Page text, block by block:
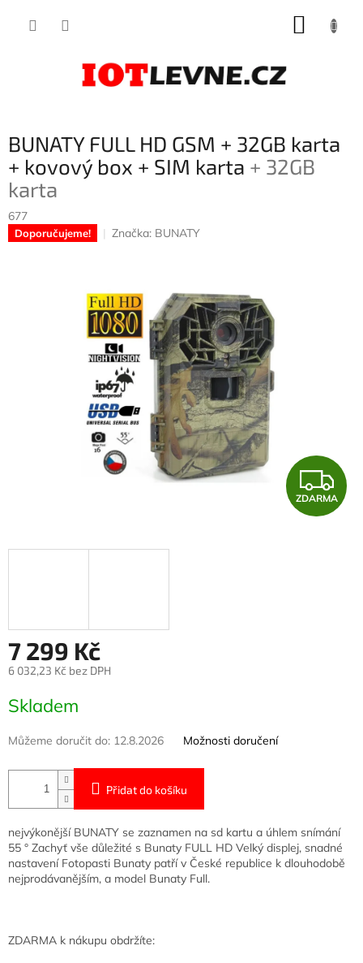
BUNATY FULL HD GSM + 32GB karta
+ kovový box + SIM karta + 32GB
karta
677
Doporučujeme! Značka: BUNATY
Z
D
ZDARMA
7 299 Kč
6 032,23 Kč bez DPH
cena:
Skladem
Můžeme doručit do: 12.8.2026 Možnosti doručení
Přidat do košíku
nejvýkonější BUNATY se zaznamen na sd kartu a úhlem snímání
55 ° Zachyť vše důležité s Bunaty FULL HD Velký displej, snadné
nastavení Fotopasti Bunaty patří v České republice k dlouhodobě
nejprodávanějším, a model Bunaty Full.
ZDARMA k nákupu obdržíte: